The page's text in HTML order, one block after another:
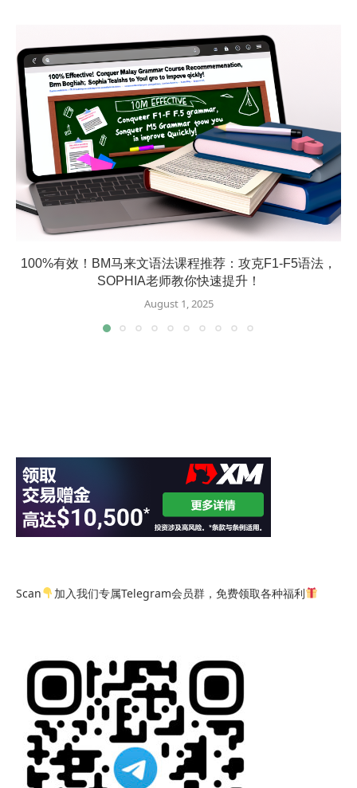
100%有效！BM马来文语法课程推荐：攻克F1-F5语法，
SOPHIA老师教你快速提升！
August 1, 2025
Scan 加入我们专属Telegram会员群，免费领取各种福利